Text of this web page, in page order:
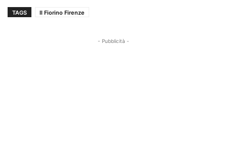
TAGS Il Fiorino Firenze
- Pubblicità -